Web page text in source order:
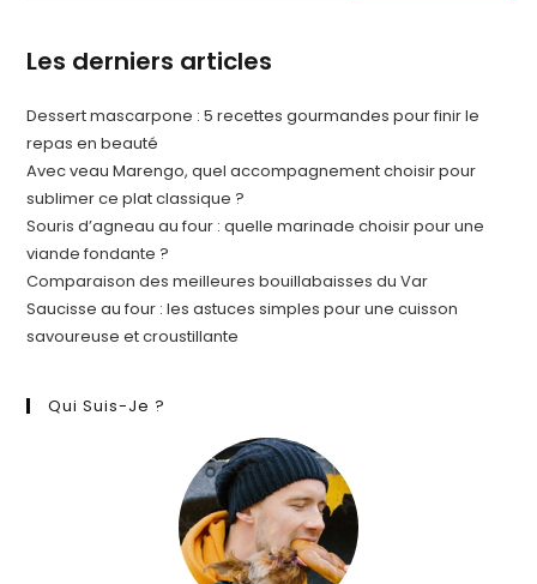
Les derniers articles
Dessert mascarpone : 5 recettes gourmandes pour finir le
repas en beauté
Avec veau Marengo, quel accompagnement choisir pour
sublimer ce plat classique ?
Souris d’agneau au four : quelle marinade choisir pour une
viande fondante ?
Comparaison des meilleures bouillabaisses du Var
Saucisse au four : les astuces simples pour une cuisson
savoureuse et croustillante
Qui Suis-Je ?